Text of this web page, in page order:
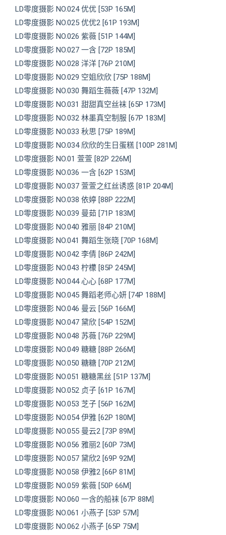
LD零度摄影 NO.024 优优 [53P 165M]
LD零度摄影 NO.025 优优2 [61P 193M]
LD零度摄影 NO.026 紫薇 [51P 144M]
LD零度摄影 NO.027 一含 [72P 185M]
LD零度摄影 NO.028 洋洋 [76P 210M]
LD零度摄影 NO.029 空姐欣欣 [75P 188M]
LD零度摄影 NO.030 舞蹈生薇薇 [47P 132M]
LD零度摄影 NO.031 甜甜真空丝袜 [65P 173M]
LD零度摄影 NO.032 林墨真空制服 [67P 183M]
LD零度摄影 NO.033 秋思 [75P 189M]
LD零度摄影 NO.034 欣欣的生日蛋糕 [100P 281M]
LD零度摄影 NO.01 萱萱 [82P 226M]
LD零度摄影 NO.036 一含 [62P 153M]
LD零度摄影 NO.037 萱萱之红丝诱惑 [81P 204M]
LD零度摄影 NO.038 依婷 [88P 222M]
LD零度摄影 NO.039 曼茹 [71P 183M]
LD零度摄影 NO.040 雅丽 [84P 210M]
LD零度摄影 NO.041 舞蹈生张晓 [70P 168M]
LD零度摄影 NO.042 李倩 [86P 242M]
LD零度摄影 NO.043 柠檬 [85P 245M]
LD零度摄影 NO.044 心心 [68P 177M]
LD零度摄影 NO.045 舞蹈老师心妍 [74P 188M]
LD零度摄影 NO.046 曼云 [56P 166M]
LD零度摄影 NO.047 黛欣 [54P 152M]
LD零度摄影 NO.048 苏薇 [76P 229M]
LD零度摄影 NO.049 糖糖 [88P 266M]
LD零度摄影 NO.050 糖糖 [70P 212M]
LD零度摄影 NO.051 糖糖黑丝 [51P 137M]
LD零度摄影 NO.052 贞子 [61P 167M]
LD零度摄影 NO.053 芝子 [56P 162M]
LD零度摄影 NO.054 伊雅 [62P 180M]
LD零度摄影 NO.055 曼云2 [73P 89M]
LD零度摄影 NO.056 雅丽2 [60P 73M]
LD零度摄影 NO.057 黛欣2 [69P 92M]
LD零度摄影 NO.058 伊雅2 [66P 81M]
LD零度摄影 NO.059 紫薇 [50P 66M]
LD零度摄影 NO.060 一含的船袜 [67P 88M]
LD零度摄影 NO.061 小燕子 [53P 57M]
LD零度摄影 NO.062 小燕子 [65P 75M]